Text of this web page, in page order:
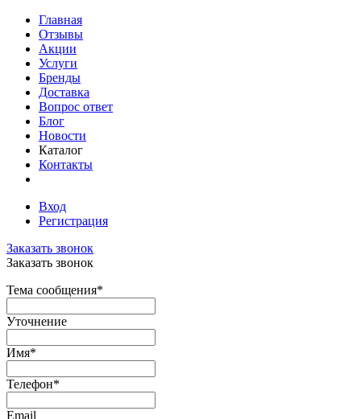
Главная
Отзывы
Акции
Услуги
Бренды
Доставка
Вопрос ответ
Блог
Новости
Каталог
Контакты
Вход
Регистрация
Заказать звонок
Заказать звонок
Тема сообщения*
Уточнение
Имя*
Телефон*
Email